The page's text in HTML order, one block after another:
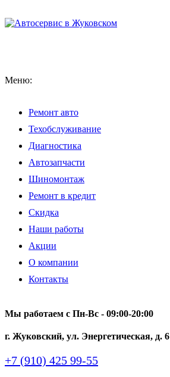
Меню:
Ремонт авто
Техобслуживание
Диагностика
Автозапчасти
Шиномонтаж
Ремонт в кредит
Скидка
Наши работы
Акции
О компании
Контакты
Мы работаем с Пн-Вc - 09:00-20:00
г. Жуковский, ул. Энергетическая, д. 6
+7 (910) 425 99-55